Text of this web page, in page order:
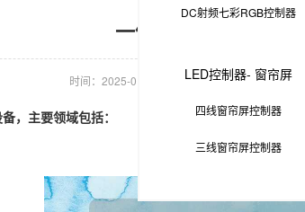
DC射频七彩RGB控制器
LED控制器- 窗帘屏
四线窗帘屏控制器
三线窗帘屏控制器
一体成型电感的应用
时间：2025-01-14 12:13:04 来源：PCBA
，主要领域包括：